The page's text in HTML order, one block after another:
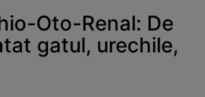
Oto-Renal: De
gatul, urechile,